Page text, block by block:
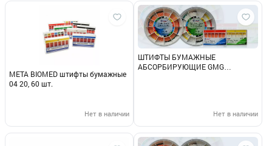
МЕТА BIOMED штифты бумажные
04 20, 60 шт.
Нет в наличии
ШТИФТЫ БУМАЖНЫЕ
АБСОРБИРУЮЩИЕ GMG
Нет в наличии